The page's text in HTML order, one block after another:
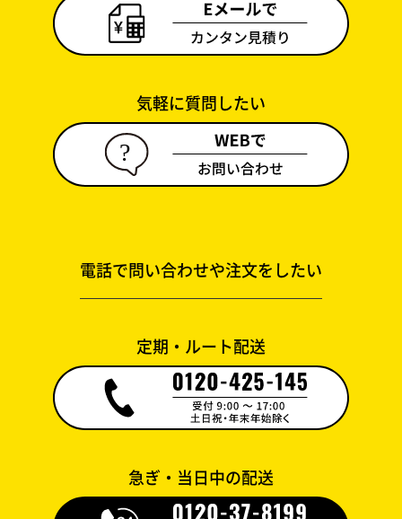
気軽に質問したい
電話で問い合わせや注文をしたい
定期・ルート配送
急ぎ・当日中の配送